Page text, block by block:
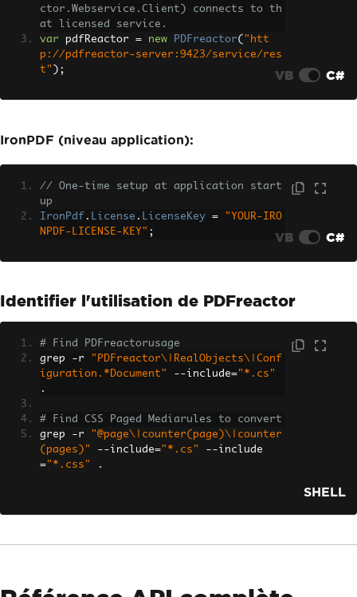
ctor.Webservice.Client) connects to th
at licensed service.
var pdfReactor = new PDFreactor( "htt
p://pdfreactor-server:9423/service/res
t" ); VB C#
IronPDF (niveau application):
// One-time setup at application start
up
IronPdf . License . LicenseKey =
"YOUR-IRO
NPDF-LICENSE-KEY" ; VB C#
Identifier l'utilisation de PDFreactor
# Find PDFreactorusage
grep -r
"PDFreactor\|RealObjects\|Conf
iguration.*Document"
--include="*.cs"
.
# Find CSS Paged Mediarules to convert
grep -r
"@page\|counter(page)\|counter
(pages)"
--include="*.cs" --include
="*.css" .
SHELL